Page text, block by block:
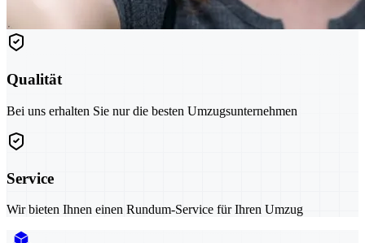
Qualität
Bei uns erhalten Sie nur die besten Umzugsunternehmen
Service
Wir bieten Ihnen einen Rundum-Service für Ihren Umzug